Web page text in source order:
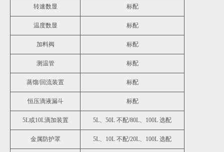
转速数显 标配
温度数显 标配
加料阀 标配
测温管 标配
蒸馏/回流装置 标配
恒压滴液漏斗 标配
5L或10L滴加装置 5L、50L 不配/80L、100L 选配
金属防护罩 5L、10L 不配/20L、100L 选配